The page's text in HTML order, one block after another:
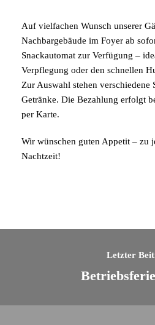
Auf vielfachen Wunsch unserer
Nachbargebäude im Foyer ab
Snackautomat zur Verfügung –
Verpflegung oder den schnellen
Zur Auswahl stehen verschiedene
Getränke. Die Bezahlung erfolgt
per Karte.
Wir wünschen guten Appetit – zu
Nachtzeit!
Letzter